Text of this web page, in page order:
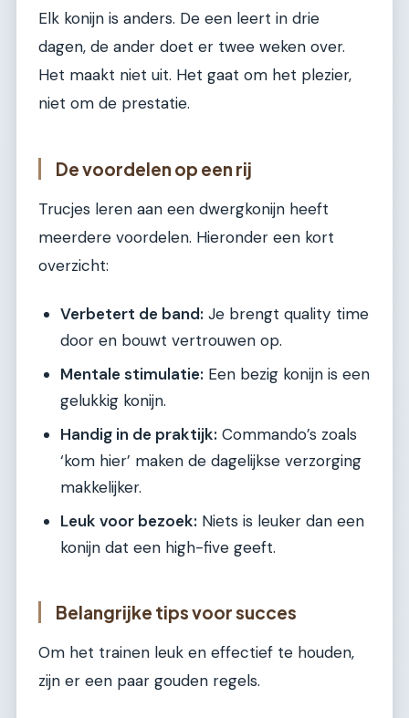
Elk konijn is anders. De een leert in drie
dagen, de ander doet er twee weken over.
Het maakt niet uit. Het gaat om het plezier,
niet om de prestatie.
De voordelen op een rij
Trucjes leren aan een dwergkonijn heeft
meerdere voordelen. Hieronder een kort
overzicht:
Verbetert de band: Je brengt quality time
door en bouwt vertrouwen op.
Mentale stimulatie: Een bezig konijn is een
gelukkig konijn.
Handig in de praktijk: Commando’s zoals
‘kom hier’ maken de dagelijkse verzorging
makkelijker.
Leuk voor bezoek: Niets is leuker dan een
konijn dat een high-five geeft.
Belangrijke tips voor succes
Om het trainen leuk en effectief te houden,
zijn er een paar gouden regels.